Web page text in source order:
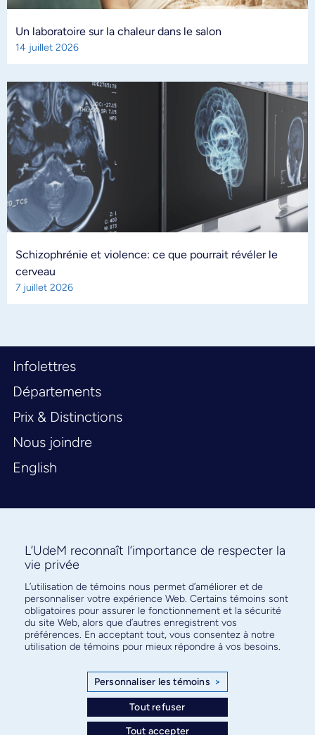
Un laboratoire sur la chaleur dans le salon
14 juillet 2026
Schizophrénie et violence: ce que pourrait révéler le
cerveau
7 juillet 2026
Infolettres
Départements
Prix & Distinctions
Nous joindre
English
Abonnez-vous à notre infolettre
pour connaître l’actualité facultaire
L’UdeM reconnaît l’importance de respecter la
vie privée
L’utilisation de témoins nous permet d’améliorer et de
personnaliser votre expérience Web. Certains témoins sont
obligatoires pour assurer le fonctionnement et la sécurité
du site Web, alors que d’autres enregistrent vos
préférences. En acceptant tout, vous consentez à notre
utilisation de témoins pour mieux répondre à vos besoins.
Personnaliser les témoins >
Tout refuser
Tout accepter